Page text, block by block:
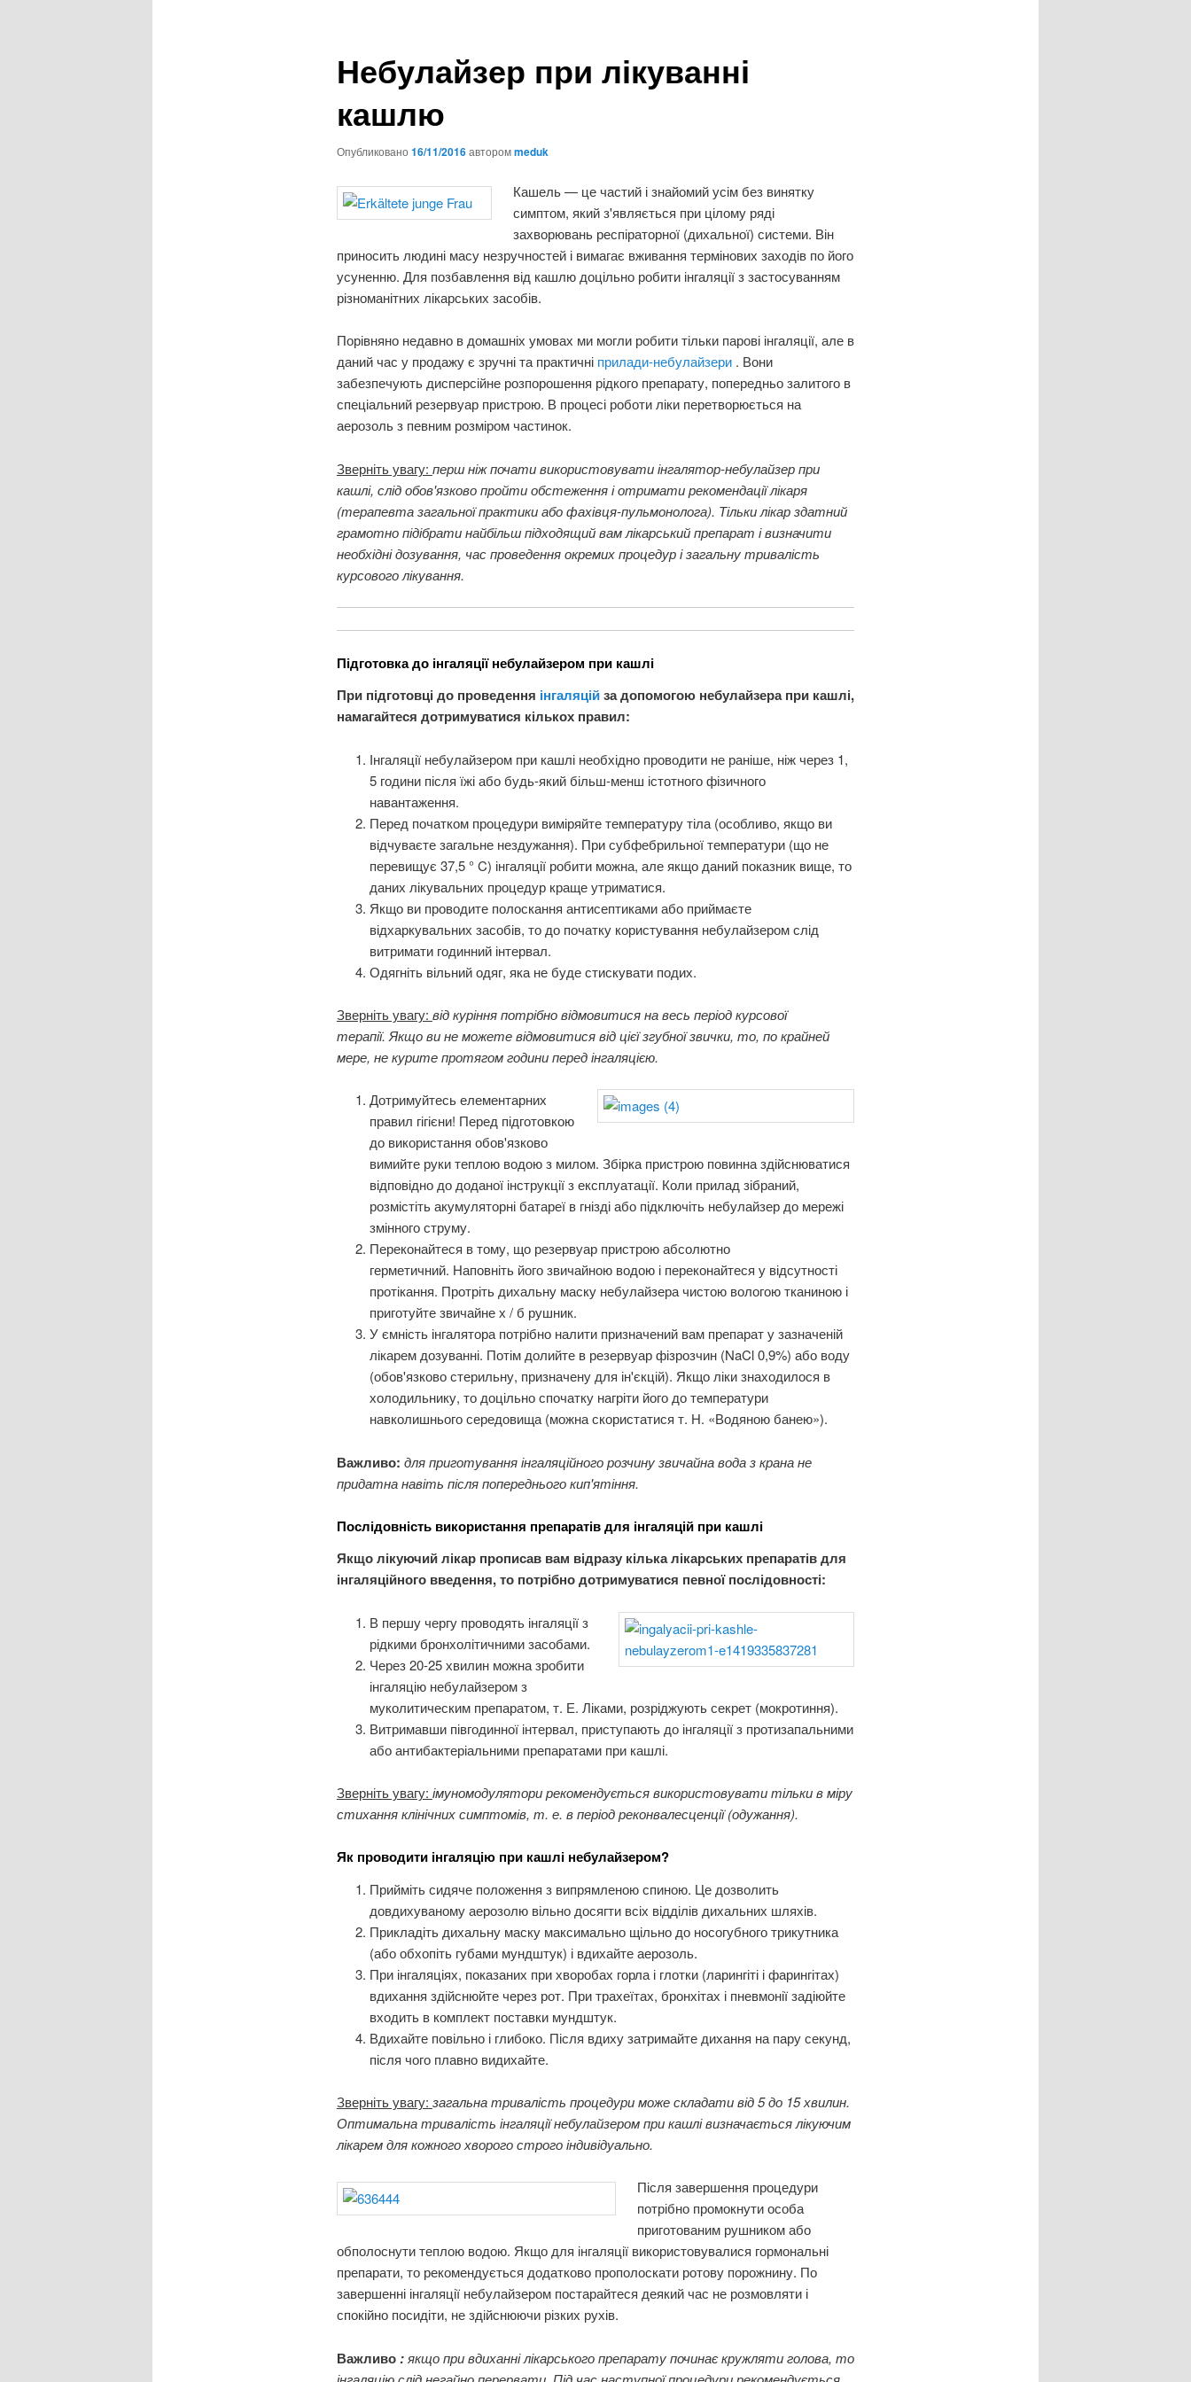
Небулайзер при лікуванні
кашлю
Опубликовано 16/11/2016авторомmeduk
Кашель — це частий і знайомий усім без винятку
симптом, який з'являється при цілому ряді
захворювань респіраторної (дихальної) системи. Він
приносить людині масу незручностей і вимагає вживання термінових заходів по його
усуненню. Для позбавлення від кашлю доцільно робити інгаляції з застосуванням
різноманітних лікарських засобів.
Порівняно недавно в домашніх умовах ми могли робити тільки парові інгаляції, але в
даний час у продажу є зручні та практичні прилади-небулайзери . Вони
забезпечують дисперсійне розпорошення рідкого препарату, попередньо залитого в
спеціальний резервуар пристрою. В процесі роботи ліки перетворюється на
аерозоль з певним розміром частинок.
Зверніть увагу: перш ніж почати використовувати інгалятор-небулайзер при
кашлі, слід обов'язково пройти обстеження і отримати рекомендації лікаря
(терапевта загальної практики або фахівця-пульмонолога). Тільки лікар здатний
грамотно підібрати найбільш підходящий вам лікарський препарат і визначити
необхідні дозування, час проведення окремих процедур і загальну тривалість
курсового лікування.
Підготовка до інгаляції небулайзером при кашлі
При підготовці до проведення інгаляційза допомогою небулайзера при кашлі,
намагайтеся дотримуватися кількох правил:
Інгаляції небулайзером при кашлі необхідно проводити не раніше, ніж через 1,
5 години після їжі або будь-який більш-менш істотного фізичного
навантаження.
Перед початком процедури виміряйте температуру тіла (особливо, якщо ви
відчуваєте загальне нездужання). При субфебрильної температури (що не
перевищує 37,5 ° C) інгаляції робити можна, але якщо даний показник вище, то
даних лікувальних процедур краще утриматися.
Якщо ви проводите полоскання антисептиками або приймаєте
відхаркувальних засобів, то до початку користування небулайзером слід
витримати годинний інтервал.
Одягніть вільний одяг, яка не буде стискувати подих.
Зверніть увагу: від куріння потрібно відмовитися на весь період курсової
терапії. Якщо ви не можете відмовитися від цієї згубної звички, то, по крайней
мере, не курите протягом години перед інгаляцією.
Дотримуйтесь елементарних
правил гігієни! Перед підготовкою
до використання обов'язково
вимийте руки теплою водою з милом. Збірка пристрою повинна здійснюватися
відповідно до доданої інструкції з експлуатації. Коли прилад зібраний,
розмістіть акумуляторні батареї в гнізді або підключіть небулайзер до мережі
змінного струму.
Переконайтеся в тому, що резервуар пристрою абсолютно
герметичний. Наповніть його звичайною водою і переконайтеся у відсутності
протікання. Протріть дихальну маску небулайзера чистою вологою тканиною і
приготуйте звичайне х / б рушник.
У ємність інгалятора потрібно налити призначений вам препарат у зазначеній
лікарем дозуванні. Потім долийте в резервуар фізрозчин (NaCl 0,9%) або воду
(обов'язково стерильну, призначену для ін'єкцій). Якщо ліки знаходилося в
холодильнику, то доцільно спочатку нагріти його до температури
навколишнього середовища (можна скористатися т. Н. «Водяною банею»).
Важливо: для приготування інгаляційного розчину звичайна вода з крана не
придатна навіть після попереднього кип'ятіння.
Послідовність використання препаратів для інгаляцій при кашлі
Якщо лікуючий лікар прописав вам відразу кілька лікарських препаратів для
інгаляційного введення, то потрібно дотримуватися певної послідовності:
В першу чергу проводять інгаляції з
рідкими бронхолітичними засобами.
Через 20-25 хвилин можна зробити
інгаляцію небулайзером з
муколитическим препаратом, т. Е. Ліками, розріджують секрет (мокротиння).
Витримавши півгодинної інтервал, приступають до інгаляції з протизапальними
або антибактеріальними препаратами при кашлі.
Зверніть увагу: імуномодулятори рекомендується використовувати тільки в міру
стихання клінічних симптомів, т. е. в період реконвалесценції (одужання).
Як проводити інгаляцію при кашлі небулайзером?
Прийміть сидяче положення з випрямленою спиною. Це дозволить
довдихуваному аерозолю вільно досягти всіх відділів дихальних шляхів.
Прикладіть дихальну маску максимально щільно до носогубного трикутника
(або обхопіть губами мундштук) і вдихайте аерозоль.
При інгаляціях, показаних при хворобах горла і глотки (ларингіті і фарингітах)
вдихання здійснюйте через рот. При трахеїтах, бронхітах і пневмонії задіюйте
входить в комплект поставки мундштук.
Вдихайте повільно і глибоко. Після вдиху затримайте дихання на пару секунд,
після чого плавно видихайте.
Зверніть увагу: загальна тривалість процедури може складати від 5 до 15 хвилин.
Оптимальна тривалість інгаляції небулайзером при кашлі визначається лікуючим
лікарем для кожного хворого строго індивідуально.
Після завершення процедури
потрібно промокнути особа
приготованим рушником або
обполоснути теплою водою. Якщо для інгаляції використовувалися гормональні
препарати, то рекомендується додатково прополоскати ротову порожнину. По
завершенні інгаляції небулайзером постарайтеся деякий час не розмовляти і
спокійно посидіти, не здійснюючи різких рухів.
Важливо:якщо при вдиханні лікарського препарату починає кружляти голова, то